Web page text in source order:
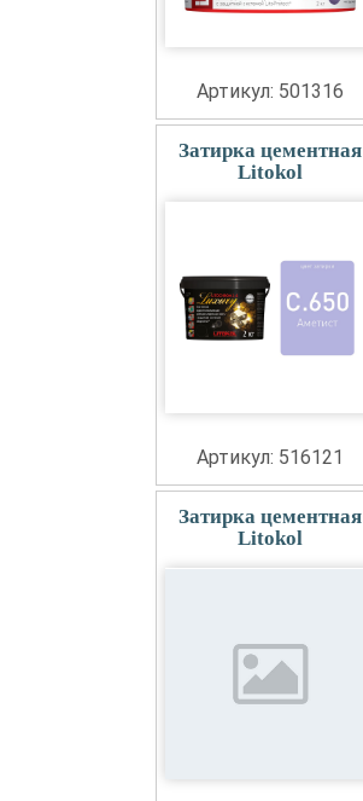
Артикул: 501316
Затирка цементная
Litokol
Артикул: 516121
Затирка цементная
Litokol